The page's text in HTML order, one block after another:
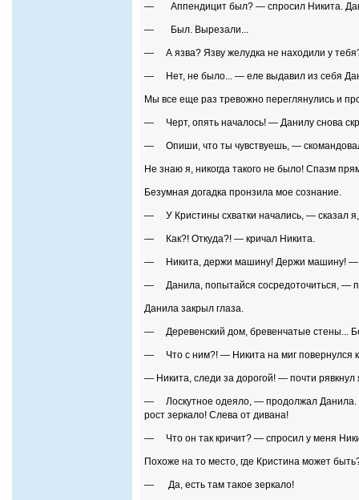
— Аппендицит был? — спросил Никита.
— Был. Вырезали...
— А язва? Язву желудка не находили у
— Нет, не было... — еле выдавил из себя
Мы все еще раз тревожно переглянулись и
— Черт, опять началось! — Данилу снова
— Опиши, что ты чувствуешь, —
Не знаю я, никогда такого не было! Спазм
Безумная догадка пронзила мое сознание.
— У Кристины схватки начались, — сказал я,
— Как?! Откуда?! — кричал Никита.
— Никита, держи машину! Держи машину! —
— Данила, попытайся сосредоточиться, —
Данила закрыл глаза.
— Деревенский дом, бревенчатые стены...
— Что с ним?! — Никита на миг повернулся
— Никита, следи за дорогой! — почти
— Лоскутное одеяло, — продолжал Данила. —
рост зеркало! Слева от дивана!
— Что он так кричит? — спросил у меня
Похоже на то место, где Кристина может
— Да, есть там такое зеркало!